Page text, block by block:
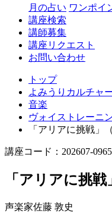
月の占い ワンポイ
講座検索
講師募集
講座リクエスト
お問い合わせ
トップ
よみうりカルチャ
音楽
ヴォイストレーニ
「アリアに挑戦」
講座コード：202607-
「アリアに挑戦
声楽家佐藤 敦史